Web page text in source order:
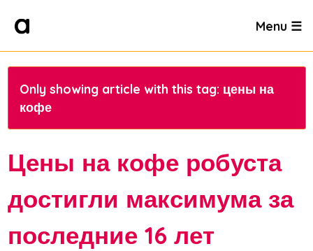
Menu ☰
Only showing article with this tag: цены на
кофе
Цены на кофе робуста
достигли максимума за
последние 16 лет